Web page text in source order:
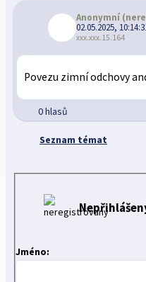
Anonymní
02.05.2025,
xxx.xxx.15.164
Povezu zimní odchovy
0 hlasů
Seznam témat
Jméno: